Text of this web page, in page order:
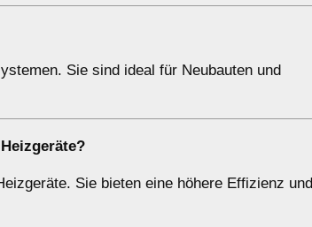
Sie sind ideal für Neubauten und
Sie bieten eine höhere Effizienz und